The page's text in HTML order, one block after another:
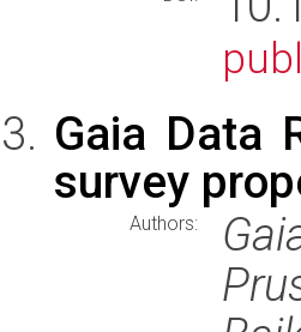
Gaia Data
survey
Authors: